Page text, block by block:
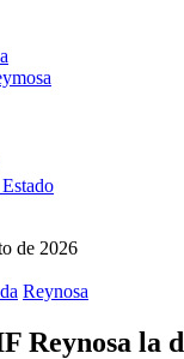
de 2026
Reynosa
Reynosa la